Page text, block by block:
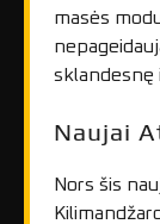
masės
sklandesnę
Naujai
Nors šis